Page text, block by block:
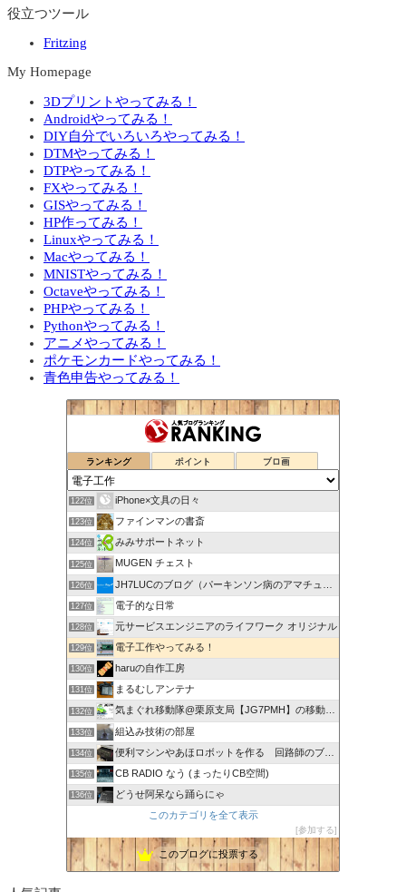
役立つツール
Fritzing
My Homepage
3Dプリントやってみる！
Androidやってみる！
DIY自分でいろいろやってみる！
DTMやってみる！
DTPやってみる！
FXやってみる！
GISやってみる！
HP作ってみる！
Linuxやってみる！
Macやってみる！
MNISTやってみる！
Octaveやってみる！
PHPやってみる！
Pythonやってみる！
アニメやってみる！
ポケモンカードやってみる！
青色申告やってみる！
ランキング ポイント ブロ画
122位 iPhone×文具の日々
123位 ファインマンの書斎
124位 みみサポートネット
125位 MUGEN チェスト
126位 JH7LUCのブログ（パーキンソン病のアマチュア無線奮闘記）
127位 電子的な日常
128位 元サービスエンジニアのライフワーク オリジナル
129位 電子工作やってみる！
130位 haruの自作工房
131位 まるむしアンテナ
132位 気まぐれ移動隊@栗原支局【JG7PMH】の移動運用日記
133位 組込み技術の部屋
134位 便利マシンやあほロボットを作る 回路師のブログ
135位 CB RADIO なう (まったりCB空間)
136位
どうせ阿呆なら踊らにゃ
このカテゴリを全て表示
参加する
このブログに投票する